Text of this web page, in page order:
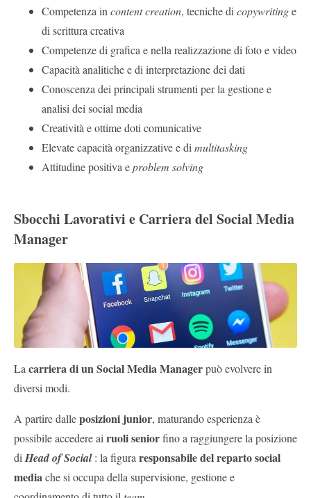
Competenza in content creation, tecniche di copywritinge
di scrittura creativa
Competenze di grafica e nella realizzazione di foto e video
Capacità analitiche e di interpretazione dei dati
Conoscenza dei principali strumenti per la gestione e
analisi dei social media
Creatività e ottime doti comunicative
Elevate capacità organizzative e di multitasking
Attitudine positiva eproblem solving
Sbocchi Lavorativi e Carriera del Social Media
Manager
La carriera di un Social Media Managerpuò evolvere in
diversi modi.
A partire dalleposizioni junior, maturando esperienza è
possibile accedere ai ruoli seniorfino a raggiungere la posizione
di Head of Social : la figura responsabile del reparto social
mediache si occupa della supervisione, gestione e